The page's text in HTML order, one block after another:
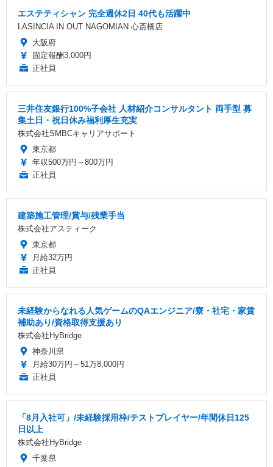
エステティシャン 完全週休2日 40代も活躍中
LASINCIA IN OUT NAGOMIAN 心斎橋店
大阪府
固定報酬3,000円
正社員
三井住友銀行100%子会社 人材紹介コンサルタント 両手型 募
集土日・祝日休み福利厚生充実
株式会社SMBCキャリアサポート
東京都
年収500万円～800万円
正社員
建築施工管理/賞与/残業手当
株式会社アスティーク
東京都
月給32万円
正社員
未経験からなれる人気ゲームのQAエンジニア/寮・社宅・家賃
補助あり/資格取得支援あり
株式会社HyBridge
神奈川県
月給30万円～51万8,000円
正社員
「8月入社可」/未経験採用枠/テストプレイヤー/年間休日125
日以上
株式会社HyBridge
千葉県